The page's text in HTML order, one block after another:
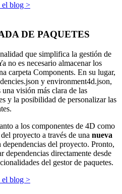
el blog >
DE PAQUETES
que simplifica la gestión de
no es necesario almacenar los
carpeta Components. En su lugar,
y environment4d.json,
visión más clara de las
y la posibilidad de personalizar las
a los componentes de 4D como
proyecto a través de una nueva
del proyecto. Pronto,
dependencias directamente desde
del gestor de paquetes.
el blog >